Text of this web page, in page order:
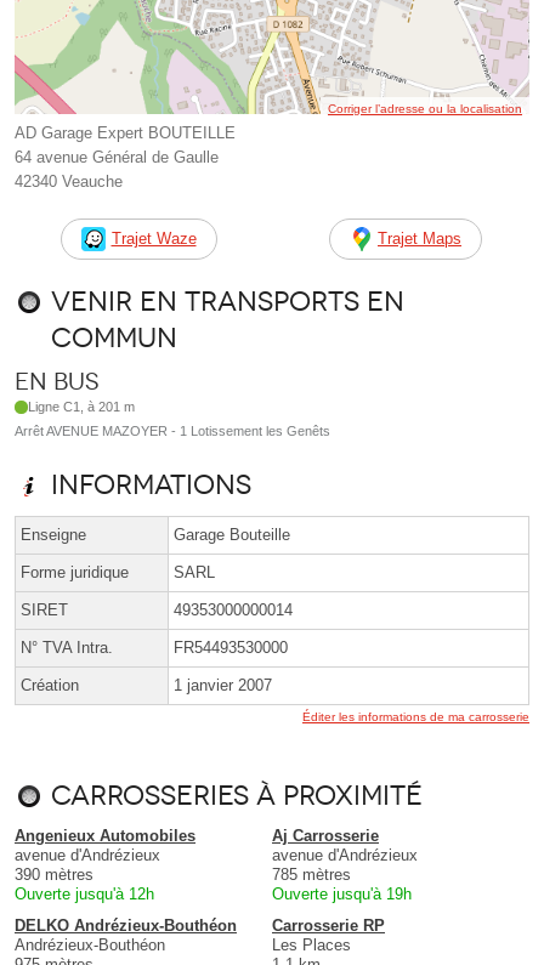
Corriger l’adresse ou la localisation
AD Garage Expert BOUTEILLE
64 avenue Général de Gaulle
42340 Veauche
Trajet Waze Trajet Maps
Venir en transports en
commun
En bus
Ligne C1, à 201 m
Arrêt AVENUE MAZOYER - 1 Lotissement les Genêts
Informations
Enseigne Garage Bouteille
Forme juridique SARL
SIRET 49353000000014
N° TVA Intra. FR54493530000
Création 1 janvier 2007
Éditer les informations de ma carrosserie
Carrosseries à proximité
Angenieux Automobiles
avenue d'Andrézieux
390 mètres
Ouverte jusqu'à 12h
Aj Carrosserie
avenue d'Andrézieux
785 mètres
Ouverte jusqu'à 19h
DELKO Andrézieux-Bouthéon
Andrézieux-Bouthéon
Carrosserie RP
Les Places